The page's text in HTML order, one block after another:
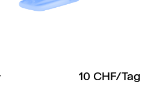
10 CHF/Tag